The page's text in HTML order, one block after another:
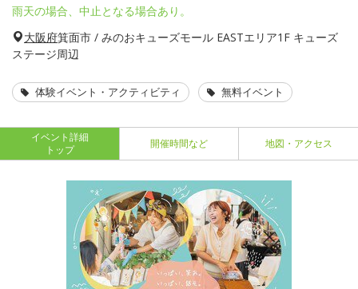
雨天の場合、中止となる場合あり。
大阪府箕面市 / みのおキューズモール EASTエリア1F キューズ
ステージ周辺
体験イベント・アクティビティ 無料イベント
イベント詳細
トップ
開催時間など 地図・アクセス